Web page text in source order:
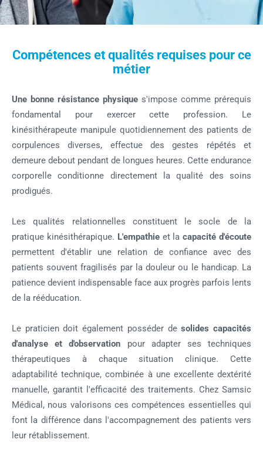
Compétences et qualités requises pour ce
métier
Une bonne résistance physique s'impose comme prérequis
fondamental pour exercer cette profession. Le
kinésithérapeute manipule quotidiennement des patients de
corpulences diverses, effectue des gestes répétés et
demeure debout pendant de longues heures. Cette endurance
corporelle conditionne directement la qualité des soins
prodigués.
Les qualités relationnelles constituent le socle de la
pratique kinésithérapique. L'empathieet lacapacité d'écoute
permettent d'établir une relation de confiance avec des
patients souvent fragilisés par la douleur ou le handicap. La
patience devient indispensable face aux progrès parfois lents
de la rééducation.
Le praticien doit également posséder desolides capacités
d'analyse et d'observation pour adapter ses techniques
thérapeutiques à chaque situation clinique. Cette
adaptabilité technique, combinée à une excellente dextérité
manuelle, garantit l'efficacité des traitements. Chez Samsic
Médical, nous valorisons ces compétences essentielles qui
font la différence dans l'accompagnement des patients vers
leur rétablissement.